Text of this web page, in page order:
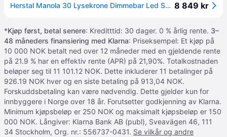
Herstal Manola 30 Lysekrone Dimmebar Led Svart - Krystallkroner & Takkroner Metall Sort - HB16659730353 8 849 kr
*Kjøp først, betal senere: Kreditttid: 30 dager. 0 % årlig rente. 3–
48 måneders finansiering med Klarna: Priseksempel: Et kjøp på
10 000 NOK betalt ned over 12 måneder med en gjeldende rente
på 21.9 % har en effektiv rente (APR) på 21,90%. Totalkostnaden
beløper seg til 11 101.12 NOK. Dette inkluderer 11 betalinger på
926.19 NOK hver og en siste betaling på 913,04 NOK.
Forskuddsbetaling kan være nødvendig. Dette gjelder kun for
innbyggere i Norge over 18 år. Forutsetter godkjenning av Klarna.
Minimum kjøpsbeløp er 250 NOK og maksimalt kjøpsbeløp er 150
000 NOK. Långiver: Klarna Bank AB (publ), Sveavägen 46, 111
34 Stockholm, Org. nr.: 556737-0431. Se vilkår og andre